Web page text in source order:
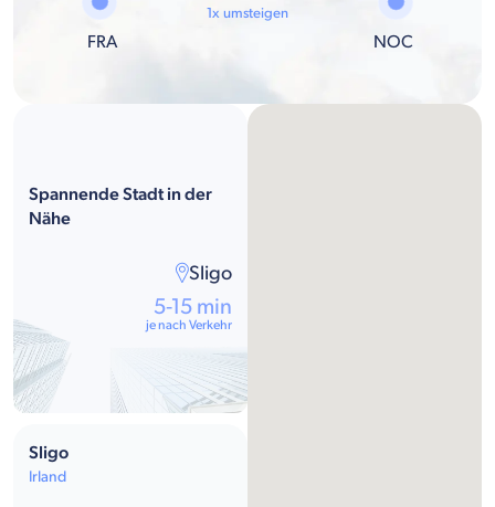
FRA
1x umsteigen
NOC
Spannende Stadt in der
Nähe
Sligo
5-15 min
je nach Verkehr
Sligo
Irland